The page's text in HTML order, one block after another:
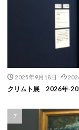
2025年9月18日
クリムト展 2026年-